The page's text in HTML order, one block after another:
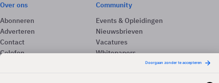
Over ons
Abonneren
Adverteren
Contact
Colofon
Community
Events & Opleidingen
Nieuwsbrieven
Vacatures
Whitepapers